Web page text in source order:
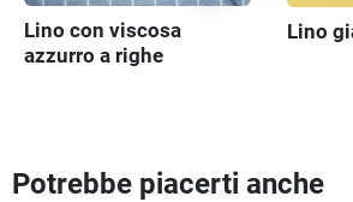
Lino con viscosa
azzurro a righe
Lino
Potrebbe piacerti anche